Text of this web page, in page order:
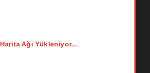
Harita Ağı Yükleniyor...